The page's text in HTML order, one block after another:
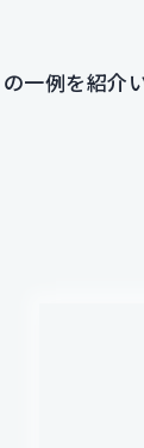
一例を紹